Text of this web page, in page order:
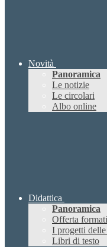
Novità
Panoramica
Le notizie
Le circolari
Albo online
Didattica
Panoramica
Offerta
I progetti delle
Libri di testo